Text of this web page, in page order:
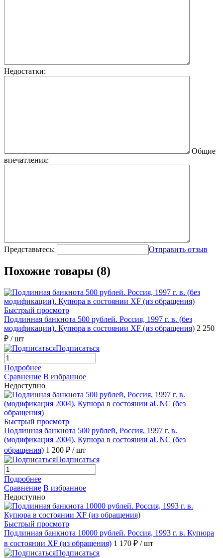
Недостатки:
Общие
впечатления:
Представьтесь: Отправить отзыв
Похожие товары (8)
Быстрый просмотр
Подлинная банкнота 500 рублей. Россия, 1997 г. в. (без
модификации). Купюра в состоянии XF (из обращения) 2 250
₽ / шт
Подписаться
Подробнее
Сравнение В избранное
Недоступно
Быстрый просмотр
Подлинная банкнота 500 рублей, Россия, 1997 г. в.
(модификация 2004). Купюра в состоянии aUNC (без
обращения) 1 200 ₽ / шт
Подписаться
Подробнее
Сравнение В избранное
Недоступно
Быстрый просмотр
Подлинная банкнота 10000 рублей. Россия, 1993 г. в. Купюра
в состоянии XF (из обращения) 1 170 ₽ / шт
Подписаться